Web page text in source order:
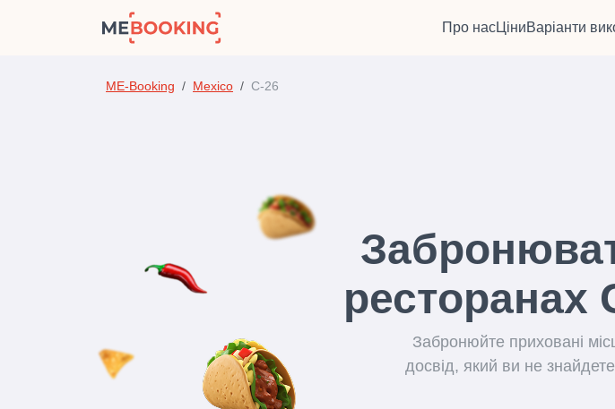
Про насЦіниВаріанти
ME-Booking Mexico C-26
ресторанах
Забронюйте приховані
досвід, який ви не